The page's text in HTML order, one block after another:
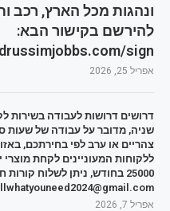
ונהגות מכל הארץ, רכב
להירשם בקישור הבא:
sign/
אפריל 25, 2026
שניה, מדובר על עבודה של שעות
צהריים או ערב לפי בחירתכם,
25000 בחודש, ניתן לשלוח
אפריל 7, 2026